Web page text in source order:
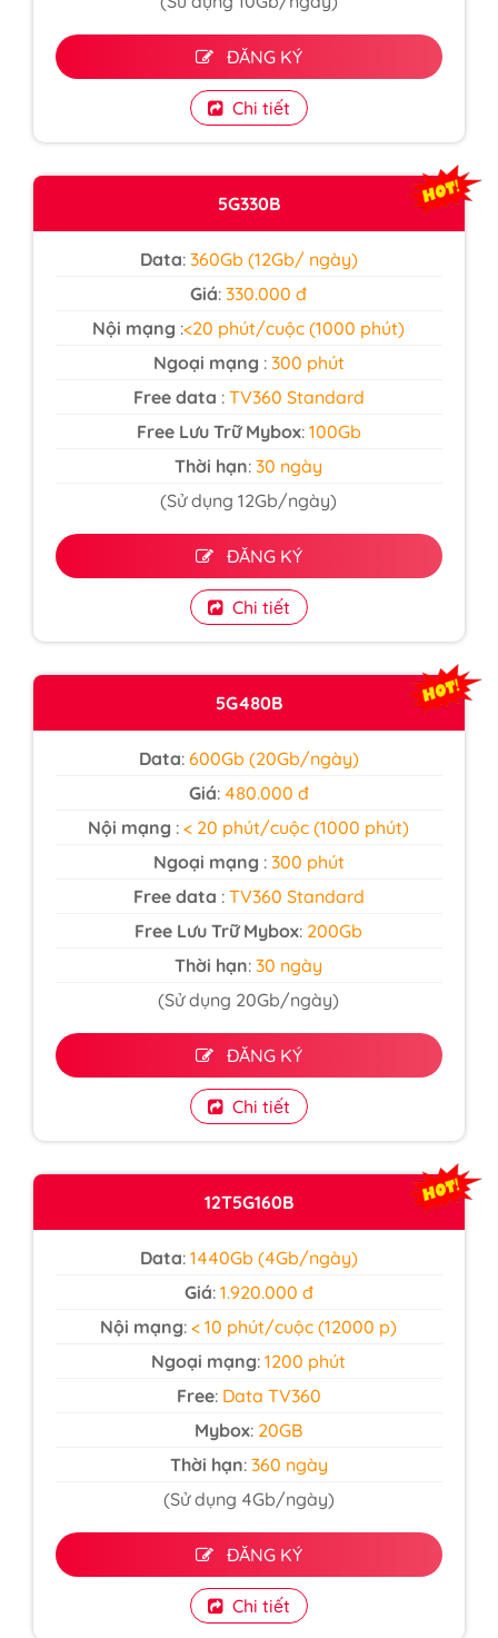
ĐĂNG KÝ
Chi tiết
5G330B
Data:360Gb (12Gb/ ngày)
Giá:330.000 đ
Nội mạng :<20 phút/cuộc (1000 phút)
Ngoại mạng :300 phút
Free data : TV360 Standard
Free Lưu Trữ Mybox: 100Gb
Thời hạn: 30 ngày
(Sử dụng 12Gb/ngày)
ĐĂNG KÝ
Chi tiết
5G480B
Data:600Gb (20Gb/ngày)
Giá: 480.000 đ
Nội mạng :< 20 phút/cuộc (1000 phút)
Ngoại mạng :300 phút
Free data : TV360 Standard
Free Lưu Trữ Mybox: 200Gb
Thời hạn: 30 ngày
(Sử dụng 20Gb/ngày)
ĐĂNG KÝ
Chi tiết
12T5G160B
Data:1440Gb (4Gb/ngày)
Giá: 1.920.000 đ
Nội mạng:< 10 phút/cuộc (12000 p)
Ngoại mạng: 1200 phút
Free: Data TV360
Mybox: 20GB
Thời hạn:360 ngày
(Sử dụng 4Gb/ngày)
ĐĂNG KÝ
Chi tiết